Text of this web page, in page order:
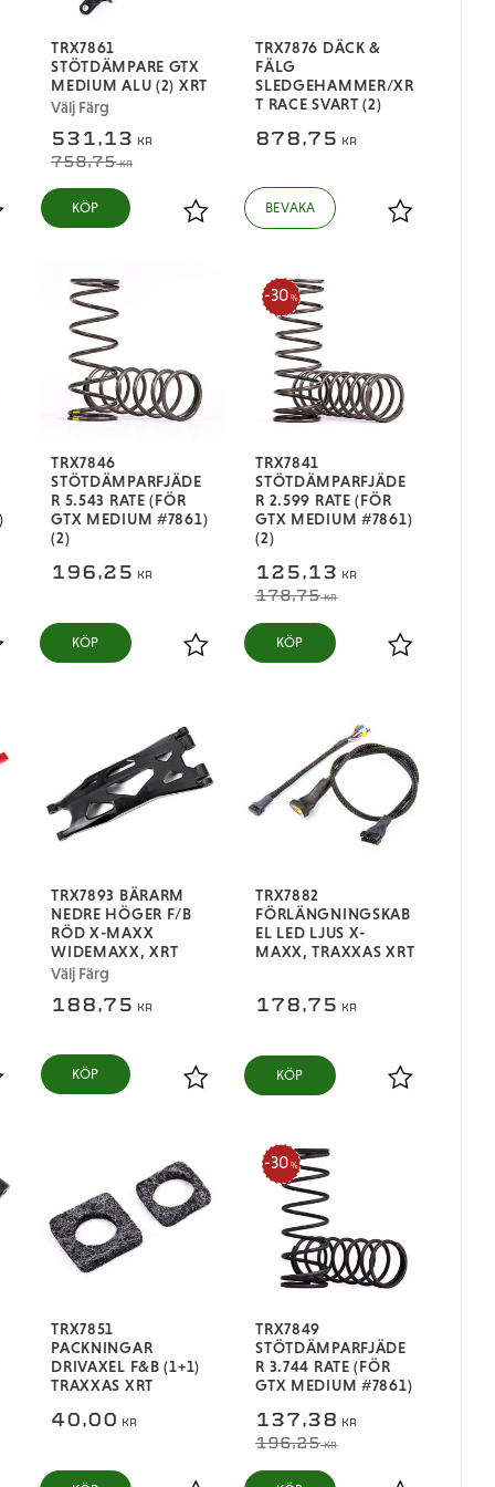
till i favoriter
TRX7861
STÖTDÄMPARE GTX
MEDIUM ALU (2) XRT
Välj Färg
531,13 KR
758,75KR
Lägg till i favoriter
TRX7876 DÄCK &
FÄLG
SLEDGEHAMMER/XR
T RACE SVART (2)
878,75 KR
Lägg till i
till i favoriter
TRX7846
STÖTDÄMPARFJÄDE
R 5.543 RATE (FÖR
GTX MEDIUM #7861)
(2)
196,25 KR
Lägg till i favoriter
KÖP
TRX7841
STÖTDÄMPARFJÄDE
R 2.599 RATE (FÖR
GTX MEDIUM #7861)
(2)
125,13 KR
178,75KR
30 %
Lägg till i
KÖP
till i favoriter
TRX7893 BÄRARM
NEDRE HÖGER F/B
RÖD X-MAXX
WIDEMAXX, XRT
Välj Färg
188,75 KR
Lägg till i favoriter
TRX7882
FÖRLÄNGNINGSKAB
EL LED LJUS X-
MAXX, TRAXXAS XRT
178,75 KR
Lägg till i
KÖP
TRX7851
PACKNINGAR
DRIVAXEL F&B (1+1)
TRAXXAS XRT
40,00 KR
TRX7849
STÖTDÄMPARFJÄDE
R 3.744 RATE (FÖR
GTX MEDIUM #7861)
137,38 KR
196,25KR
30 %